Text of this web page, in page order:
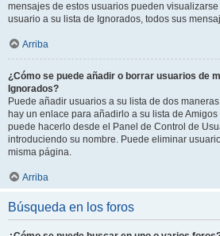
mensajes de estos usuarios pueden
usuario a su lista de Ignorados, todos sus
Arriba
¿Cómo se puede añadir o borrar usuarios de
Ignorados?
Puede añadir usuarios a su lista de dos
hay un enlace para añadirlo a su lista de
puede hacerlo desde el Panel de Control de
introduciendo su nombre. Puede eliminar
misma página.
Arriba
Búsqueda en los foros